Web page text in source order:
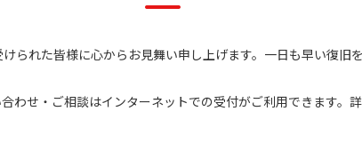
られた皆様に心からお見舞い申し上げます。一日も早い復旧
わせ・ご相談はインターネットでの受付がご利用できます。